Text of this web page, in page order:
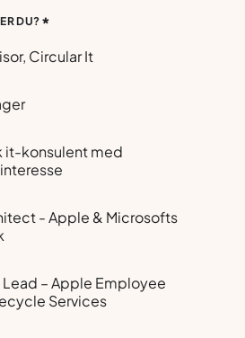
DU? *
Circular It
konsulent med
- Apple & Microsofts
– Apple Employee
Services